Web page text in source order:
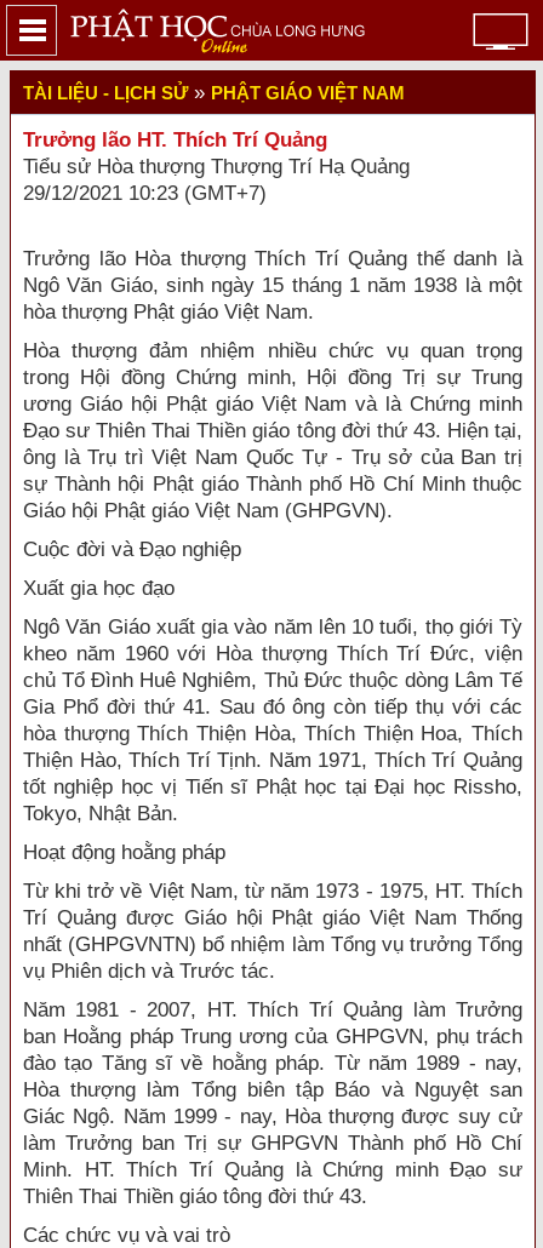
TÀI LIỆU - LỊCH SỬ» PHẬT GIÁO VIỆT NAM
Trưởng lão HT. Thích Trí Quảng
Tiểu sử Hòa thượng Thượng Trí Hạ Quảng
29/12/2021 10:23 (GMT+7)
Trưởng lão Hòa thượng Thích Trí Quảng thế danh là
Ngô Văn Giáo, sinh ngày 15 tháng 1 năm 1938 là một
hòa thượng Phật giáo Việt Nam.
Hòa thượng đảm nhiệm nhiều chức vụ quan trọng
trong Hội đồng Chứng minh, Hội đồng Trị sự Trung
ương Giáo hội Phật giáo Việt Nam và là Chứng minh
Đạo sư Thiên Thai Thiền giáo tông đời thứ 43. Hiện tại,
ông là Trụ trì Việt Nam Quốc Tự - Trụ sở của Ban trị
sự Thành hội Phật giáo Thành phố Hồ Chí Minh thuộc
Giáo hội Phật giáo Việt Nam (GHPGVN).
Cuộc đời và Đạo nghiệp
Xuất gia học đạo
Ngô Văn Giáo xuất gia vào năm lên 10 tuổi, thọ giới Tỳ
kheo năm 1960 với Hòa thượng Thích Trí Đức, viện
chủ Tổ Đình Huê Nghiêm, Thủ Đức thuộc dòng Lâm Tế
Gia Phổ đời thứ 41. Sau đó ông còn tiếp thụ với các
hòa thượng Thích Thiện Hòa, Thích Thiện Hoa, Thích
Thiện Hào, Thích Trí Tịnh. Năm 1971, Thích Trí Quảng
tốt nghiệp học vị Tiến sĩ Phật học tại Đại học Rissho,
Tokyo, Nhật Bản.
Hoạt động hoằng pháp
Từ khi trở về Việt Nam, từ năm 1973 - 1975, HT. Thích
Trí Quảng được Giáo hội Phật giáo Việt Nam Thống
nhất (GHPGVNTN) bổ nhiệm làm Tổng vụ trưởng Tổng
vụ Phiên dịch và Trước tác.
Năm 1981 - 2007, HT. Thích Trí Quảng làm Trưởng
ban Hoằng pháp Trung ương của GHPGVN, phụ trách
đào tạo Tăng sĩ về hoằng pháp. Từ năm 1989 - nay,
Hòa thượng làm Tổng biên tập Báo và Nguyệt san
Giác Ngộ. Năm 1999 - nay, Hòa thượng được suy cử
làm Trưởng ban Trị sự GHPGVN Thành phố Hồ Chí
Minh. HT. Thích Trí Quảng là Chứng minh Đạo sư
Thiên Thai Thiền giáo tông đời thứ 43.
Các chức vụ và vai trò